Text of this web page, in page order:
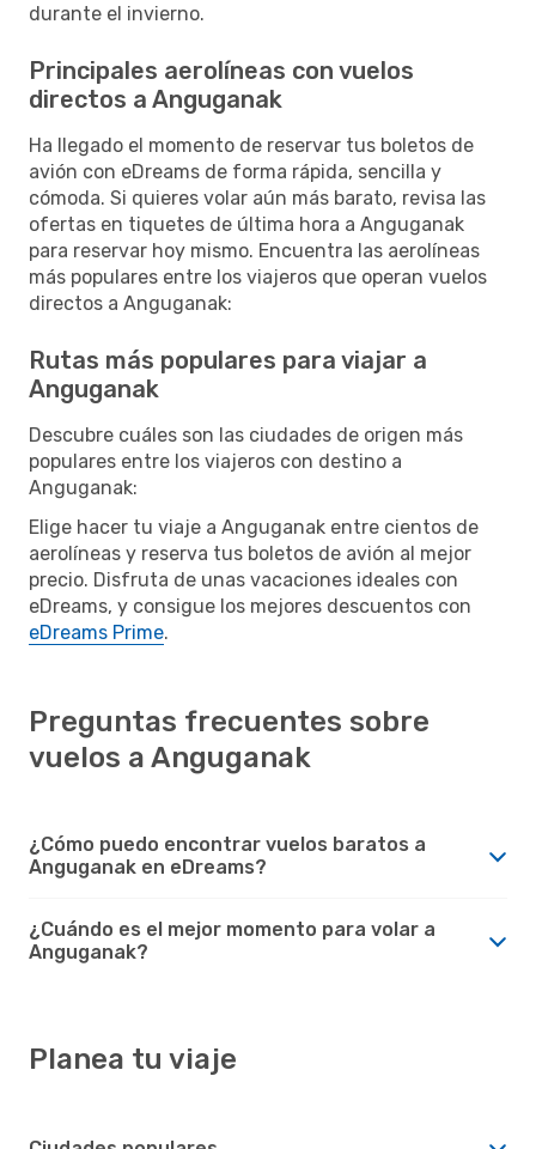
durante el invierno.
Principales aerolíneas con vuelos
directos a Anguganak
Ha llegado el momento de reservar tus boletos de
avión con eDreams de forma rápida, sencilla y
cómoda. Si quieres volar aún más barato, revisa las
ofertas en tiquetes de última hora a Anguganak
para reservar hoy mismo. Encuentra las aerolíneas
más populares entre los viajeros que operan vuelos
directos a Anguganak:
Rutas más populares para viajar a
Anguganak
Descubre cuáles son las ciudades de origen más
populares entre los viajeros con destino a
Anguganak:
Elige hacer tu viaje a Anguganak entre cientos de
aerolíneas y reserva tus boletos de avión al mejor
precio. Disfruta de unas vacaciones ideales con
eDreams, y consigue los mejores descuentos con
eDreams Prime.
Preguntas frecuentes sobre
vuelos a Anguganak
¿Cómo puedo encontrar vuelos baratos a
Anguganak en eDreams?
¿Cuándo es el mejor momento para volar a
Anguganak?
Planea tu viaje